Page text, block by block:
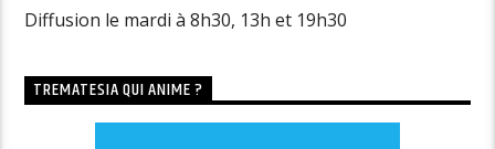
Diffusion le mardi à 8h30, 13h et 19h30
TREMATESIA QUI ANIME ?